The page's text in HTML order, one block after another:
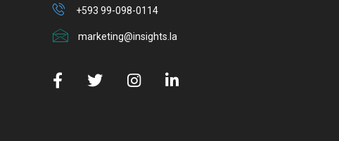
+593 99-098-0114
marketing@insights.la